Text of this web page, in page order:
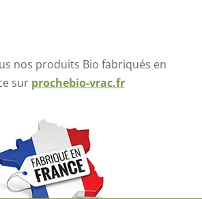
nos produits Bio fabriqués en
sur prochebio-vrac.fr